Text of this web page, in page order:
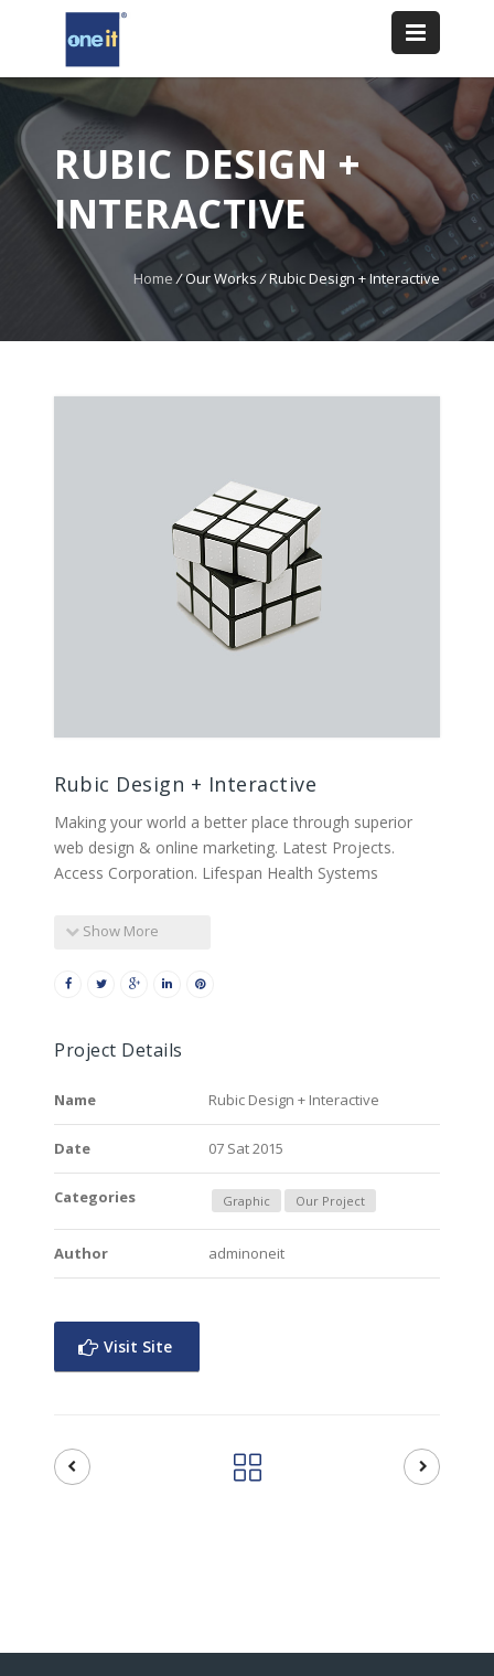
RUBIC DESIGN +
INTERACTIVE
Home /Our Works/Rubic Design + Interactive
Rubic Design + Interactive
Making your world a better place through superior
web design & online marketing. Latest Projects.
Access Corporation. Lifespan Health Systems
Show More
Project Details
Name Rubic Design + Interactive
Date 07 Sat 2015
Categories Graphic Our Project
Author adminoneit
Visit Site